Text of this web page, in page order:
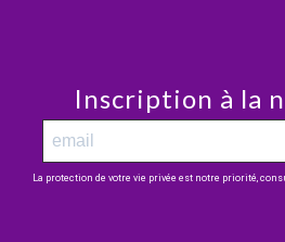
Inscription à la
La protection de votre vie privée est notre priorité,